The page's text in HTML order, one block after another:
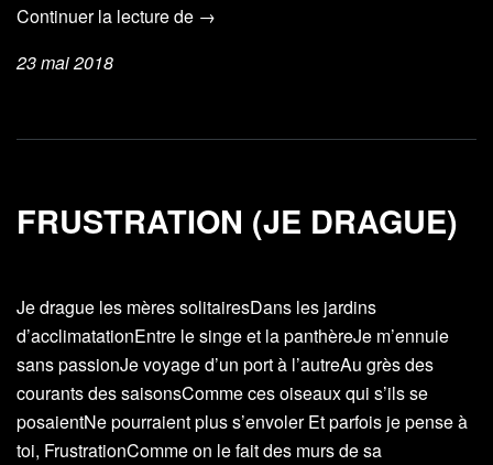
Continuer la lecture de N’oublie
→
23 mai 2018
FRUSTRATION (JE DRAGUE)
Je drague les mères solitairesDans les jardins
d’acclimatationEntre le singe et la panthèreJe m’ennuie
sans passionJe voyage d’un port à l’autreAu grès des
courants des saisonsComme ces oiseaux qui s’ils se
posaientNe pourraient plus s’envoler Et parfois je pense à
toi, FrustrationComme on le fait des murs de sa